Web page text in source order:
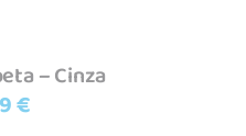
– Cinza
€